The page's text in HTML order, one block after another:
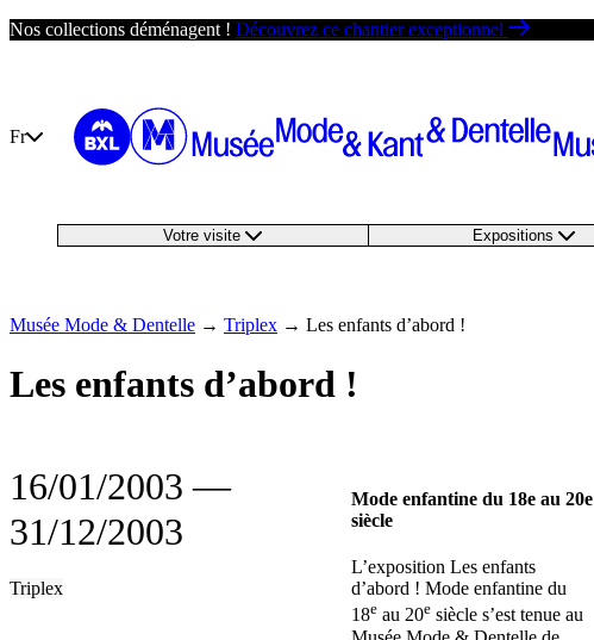
Passer
Nos collections déménagent ! Découvrez ce chantier exceptionnel
Fr
Votre visite Expositions
Musée Mode & Dentelle → Triplex → Les enfants d’abord !
Les enfants d’abord !
16/01/2003 ―
31/12/2003
Triplex
Mode enfantine du 18e au 20e
siècle
L’exposition Les enfants
d’abord ! Mode enfantine du
18e au 20e siècle s’est tenue au